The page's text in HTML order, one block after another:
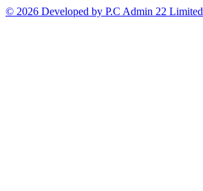
© 2026 Developed by P.C Admin 22 Limited